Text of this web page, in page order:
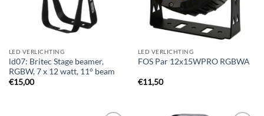
LED VERLICHTING
ld07: Britec Stage beamer,
RGBW, 7 x 12 watt, 11° beam
€15,00
LED VERLICHTING
FOS Par 12x15WPRO RGBWA
€11,50